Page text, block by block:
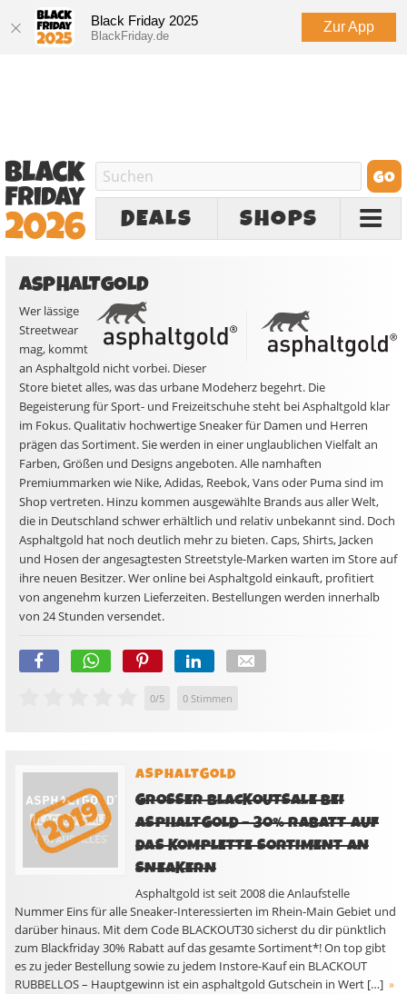
Black Friday 2025
BlackFriday.de
Zur App
DEALS SHOPS
ASPHALTGOLD
Wer lässige
Streetwear
mag, kommt
an Asphaltgold nicht vorbei. Dieser
Store bietet alles, was das urbane Modeherz begehrt. Die
Begeisterung für Sport- und Freizeitschuhe steht bei Asphaltgold klar
im Fokus. Qualitativ hochwertige Sneaker für Damen und Herren
prägen das Sortiment. Sie werden in einer unglaublichen Vielfalt an
Farben, Größen und Designs angeboten. Alle namhaften
Premiummarken wie Nike, Adidas, Reebok, Vans oder Puma sind im
Shop vertreten. Hinzu kommen ausgewählte Brands aus aller Welt,
die in Deutschland schwer erhältlich und relativ unbekannt sind. Doch
Asphaltgold hat noch deutlich mehr zu bieten. Caps, Shirts, Jacken
und Hosen der angesagtesten Streetstyle-Marken warten im Store auf
ihre neuen Besitzer. Wer online bei Asphaltgold einkauft, profitiert
von angenehm kurzen Lieferzeiten. Bestellungen werden innerhalb
von 24 Stunden versendet.
0/5 0 Stimmen
ASPHALTGOLD
GROSSER BLACKOUTSALE BEI A
SPHALTGOLD – 30% RABATT AUF D
AS KOMPLETTE SORTIMENT AN S
NEAKERN
Asphaltgold ist seit 2008 die Anlaufstelle
Nummer Eins für alle Sneaker-Interessierten im Rhein-Main Gebiet und
darüber hinaus. Mit dem Code BLACKOUT30 sicherst du dir pünktlich
zum Blackfriday 30% Rabatt auf das gesamte Sortiment*! On top gibt
es zu jeder Bestellung sowie zu jedem Instore-Kauf ein BLACKOUT
RUBBELLOS – Hauptgewinn ist ein asphaltgold Gutschein in Wert […] »